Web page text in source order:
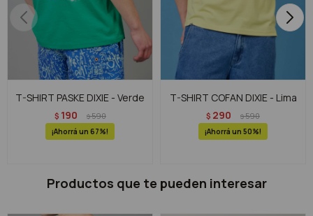
T-SHIRT PASKE DIXIE - Verde
$ 190 $590
67
T-SHIRT COFAN DIXIE - Lima
$ 290 $590
50
Productos que te pueden interesar